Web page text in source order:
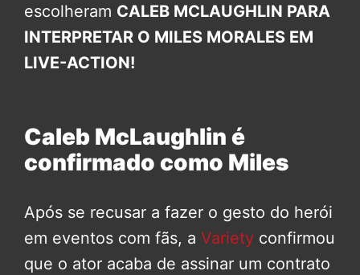
escolheram CALEB MCLAUGHLIN PARA
INTERPRETAR O MILES MORALES EM
LIVE-ACTION!
Caleb McLaughlin é
confirmado como Miles
Após se recusar a fazer o gesto do herói
em eventos com fãs, a Variety confirmou
que o ator acaba de assinar um contrato